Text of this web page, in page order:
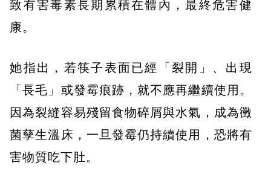
致有害毒素長期累積在體內，最終危害健
康。
她指出，若筷子表面已經「裂開」、出現
「長毛」或發霉痕跡，就不應再繼續使用。
因為裂縫容易殘留食物碎屑與水氣，成為黴
菌孳生溫床，一旦發霉仍持續使用，恐將有
害物質吃下肚。